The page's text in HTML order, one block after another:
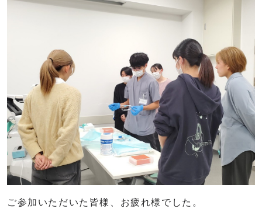
ご参加いただいた皆様、お疲れ様でした。